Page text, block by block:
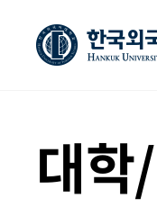
대학